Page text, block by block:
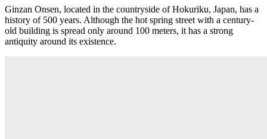
Ginzan Onsen, located in the countryside of Hokuriku, Japan, has a
history of 500 years. Although the hot spring street with a century-
old building is spread only around 100 meters, it has a strong
antiquity around its existence.